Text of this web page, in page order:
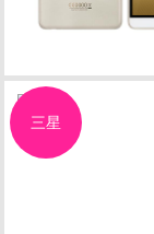
三星